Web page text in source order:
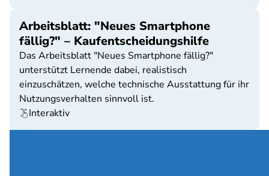
Arbeitsblatt: "Neues Smartphone
fällig?" – Kaufentscheidungshilfe
Das Arbeitsblatt "Neues Smartphone fällig?"
unterstützt Lernende dabei, realistisch
einzuschätzen, welche technische Ausstattung für ihr
Nutzungsverhalten sinnvoll ist.
Interaktiv